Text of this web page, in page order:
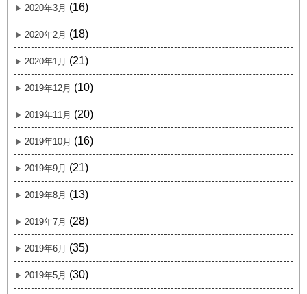
2020年3月 (16)
2020年2月 (18)
2020年1月 (21)
2019年12月 (10)
2019年11月 (20)
2019年10月 (16)
2019年9月 (21)
2019年8月 (13)
2019年7月 (28)
2019年6月 (35)
2019年5月 (30)